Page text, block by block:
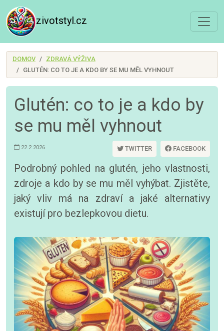
zivotstyl.cz
DOMOV
ZDRAVÁ VÝŽIVA
GLUTÉN: CO TO JE A KDO BY SE MU MĚL VYHNOUT
Glutén: co to je a kdo by
se mu měl vyhnout
22.2.2026 TWITTER FACEBOOK
Podrobný pohled na glutén, jeho vlastnosti,
zdroje a kdo by se mu měl vyhýbat. Zjistěte,
jaký vliv má na zdraví a jaké alternativy
existují pro bezlepkovou dietu.